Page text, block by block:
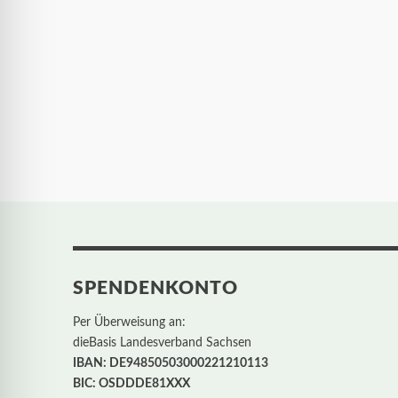
SPENDENKONTO
Per Überweisung an:
dieBasis Landesverband Sachsen
IBAN: DE94850503000221210113
BIC: OSDDDE81XXX